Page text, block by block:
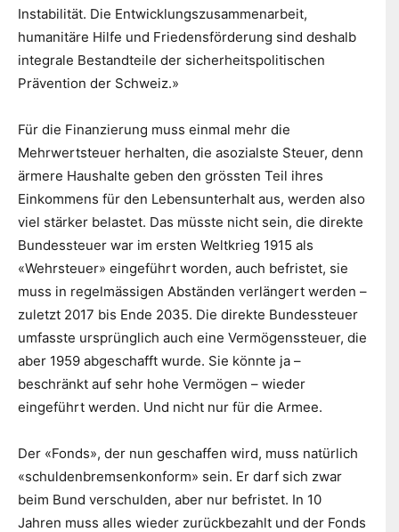
Instabilität. Die Entwicklungszusammenarbeit,
humanitäre Hilfe und Friedensförderung sind deshalb
integrale Bestandteile der sicherheitspolitischen
Prävention der Schweiz.»
Für die Finanzierung muss einmal mehr die
Mehrwertsteuer herhalten, die asozialste Steuer, denn
ärmere Haushalte geben den grössten Teil ihres
Einkommens für den Lebensunterhalt aus, werden also
viel stärker belastet. Das müsste nicht sein, die direkte
Bundessteuer war im ersten Weltkrieg 1915 als
«Wehrsteuer» eingeführt worden, auch befristet, sie
muss in regelmässigen Abständen verlängert werden –
zuletzt 2017 bis Ende 2035. Die direkte Bundessteuer
umfasste ursprünglich auch eine Vermögenssteuer, die
aber 1959 abgeschafft wurde. Sie könnte ja –
beschränkt auf sehr hohe Vermögen – wieder
eingeführt werden. Und nicht nur für die Armee.
Der «Fonds», der nun geschaffen wird, muss natürlich
«schuldenbremsenkonform» sein. Er darf sich zwar
beim Bund verschulden, aber nur befristet. In 10
Jahren muss alles wieder zurückbezahlt und der Fonds